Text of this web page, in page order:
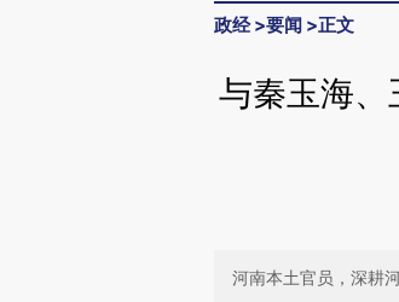
政经>要闻 >正文
与秦玉海
河南本土官员，深耕